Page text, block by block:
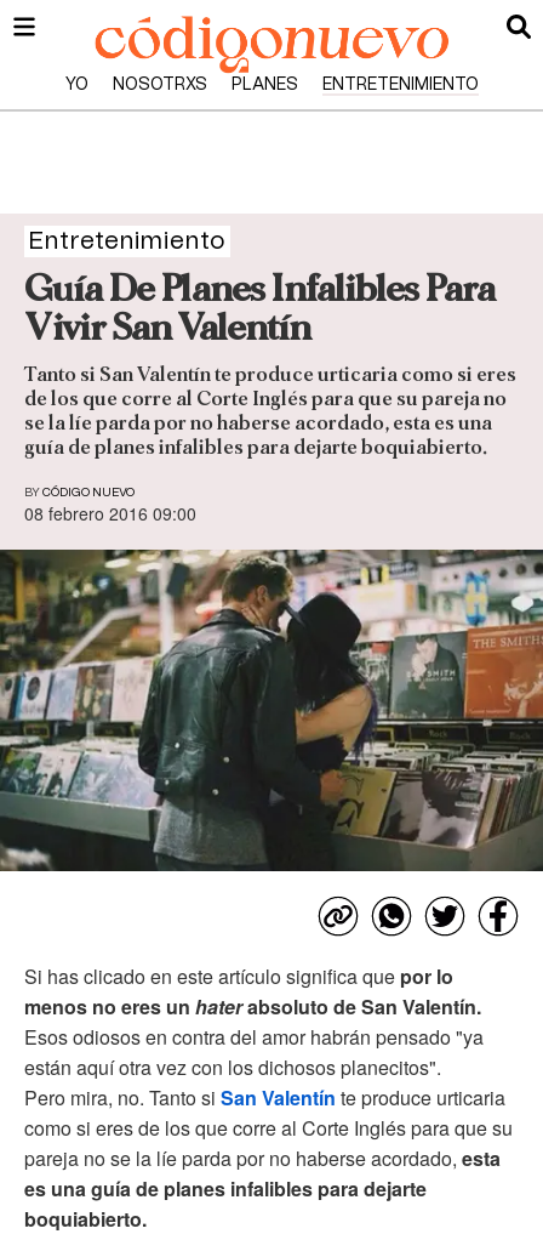
YO NOSOTRXS PLANES ENTRETENIMIENTO
Entretenimiento
Guía De Planes Infalibles Para
Vivir San Valentín
Tanto si San Valentín te produce urticaria como si eres
de los que corre al Corte Inglés para que su pareja no
se la líe parda por no haberse acordado, esta es una
guía de planes infalibles para dejarte boquiabierto.
BY CÓDIGO NUEVO
08 febrero 2016 09:00
Si has clicado en este artículo significa que por lo
menos no eres un haterabsoluto de San Valentín.
Esos odiosos en contra del amor habrán pensado "ya
están aquí otra vez con los dichosos planecitos".
Pero mira, no. Tanto si San Valentín te produce urticaria
como si eres de los que corre al Corte Inglés para que su
pareja no se la líe parda por no haberse acordado, esta
es una guía de planes infalibles para dejarte
boquiabierto.